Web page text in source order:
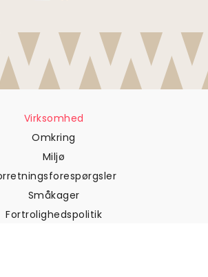
Virksomhed
Omkring
Miljø
Småkager
Fortrolighedspolitik